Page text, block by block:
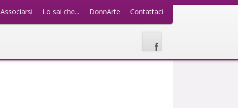
Associarsi Lo sai che... DonnArte Contattaci